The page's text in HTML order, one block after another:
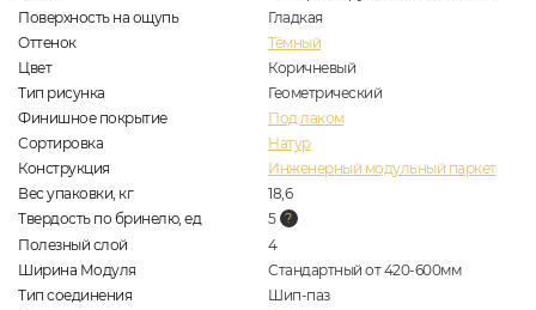
Поверхность на ощупь
Гладкая
Оттенок
Тёмный
Цвет
Коричневый
Тип рисунка
Геометрический
Финишное покрытие
Под лаком
Сортировка
Натур
Конструкция
Инженерный модульный паркет
Вес упаковки, кг
18,6
Твердость по бринелю, ед
5
Полезный слой
4
Ширина Модуля
Стандартный от 420-600мм
Тип соединения
Шип-паз